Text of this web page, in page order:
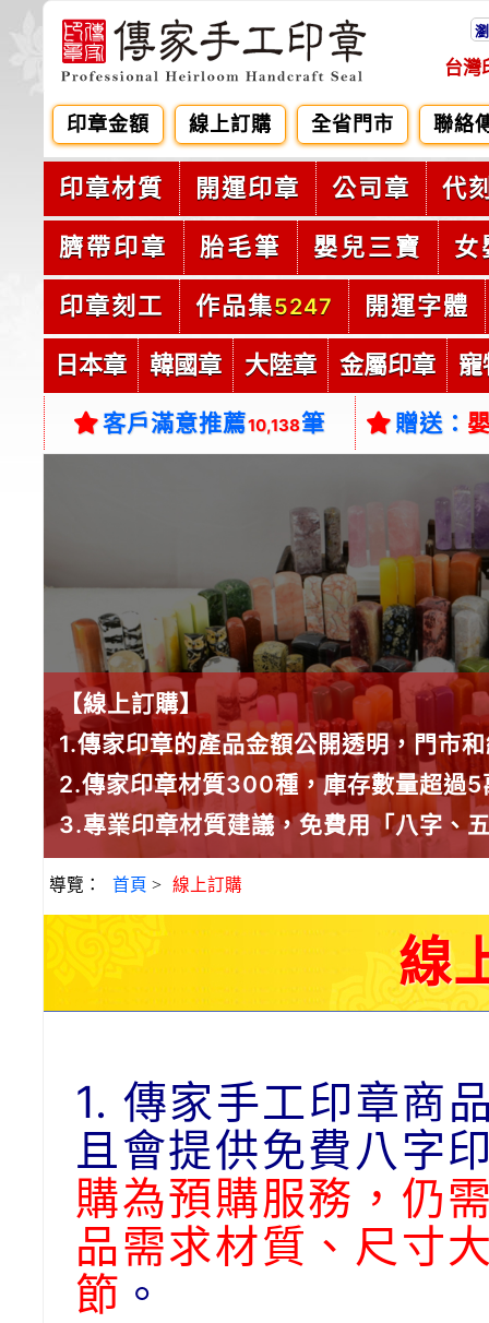
台灣
印章金額 線上訂購 全省門市 聯絡
印章材質 開運印章 公司章 代
臍帶印章 胎毛筆 嬰兒三寶 女
印章刻工 作品集5247 開運字體
日本章 韓國章 大陸章 金屬印章 寵
客戶滿意推薦10,138筆 贈送：
【線上訂購】
1.傳家印章的產品金額公開透明，門市
2.傳家印章材質300種，庫存數量超過
3.專業印章材質建議，免費用「八字、
導覽： 首頁 > 線上訂購
線
1. 傳家手工印章商
且會提供免費八字
購為預購服務，仍
品需求材質、尺寸
節 。